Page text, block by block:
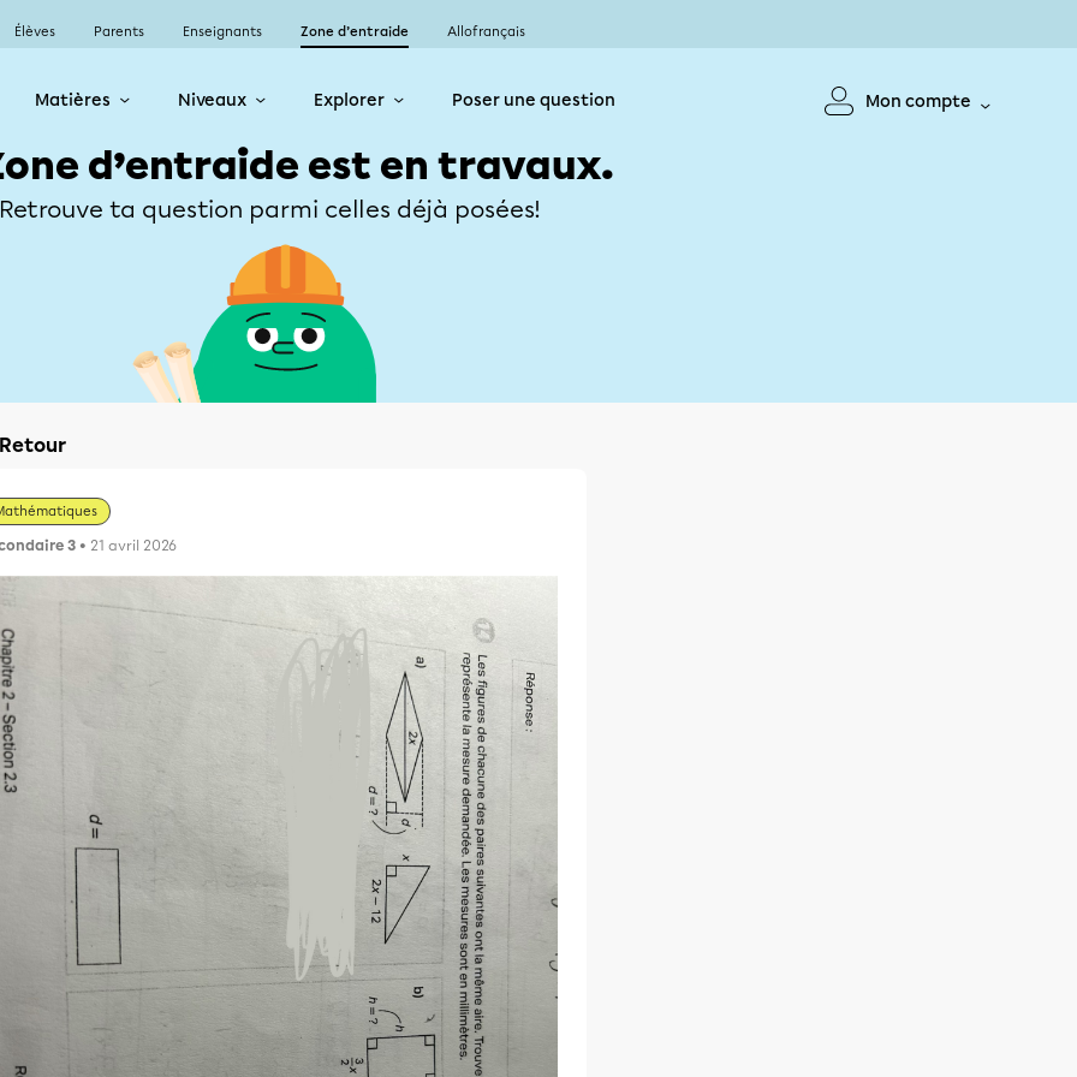
Élèves Parents Enseignants Zone d’entraide Allofrançais
Matières Niveaux Explorer Poser une question Mon compte
d’entraide est en travaux.
ta question parmi celles déjà posées!
Retour
3 • 21 avril 2026